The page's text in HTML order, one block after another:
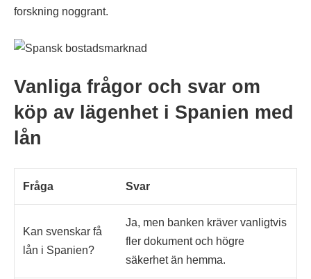
forskning noggrant.
Vanliga frågor och svar om
köp av lägenhet i Spanien med
lån
Fråga Svar
Kan svenskar få
lån i Spanien?
Ja, men banken kräver vanligtvis
fler dokument och högre
säkerhet än hemma.